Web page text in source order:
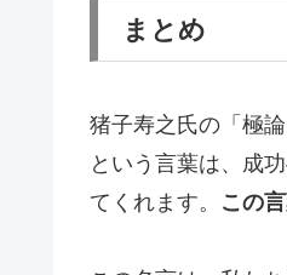
まとめ
猪子寿之氏の「極
という言葉は、成
てくれます。 この